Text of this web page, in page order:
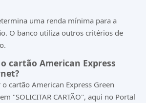
uma renda mínima para a
O banco utiliza outros critérios de
cartão American Express
cartão American Express Green
"SOLICITAR CARTÃO", aqui no Portal